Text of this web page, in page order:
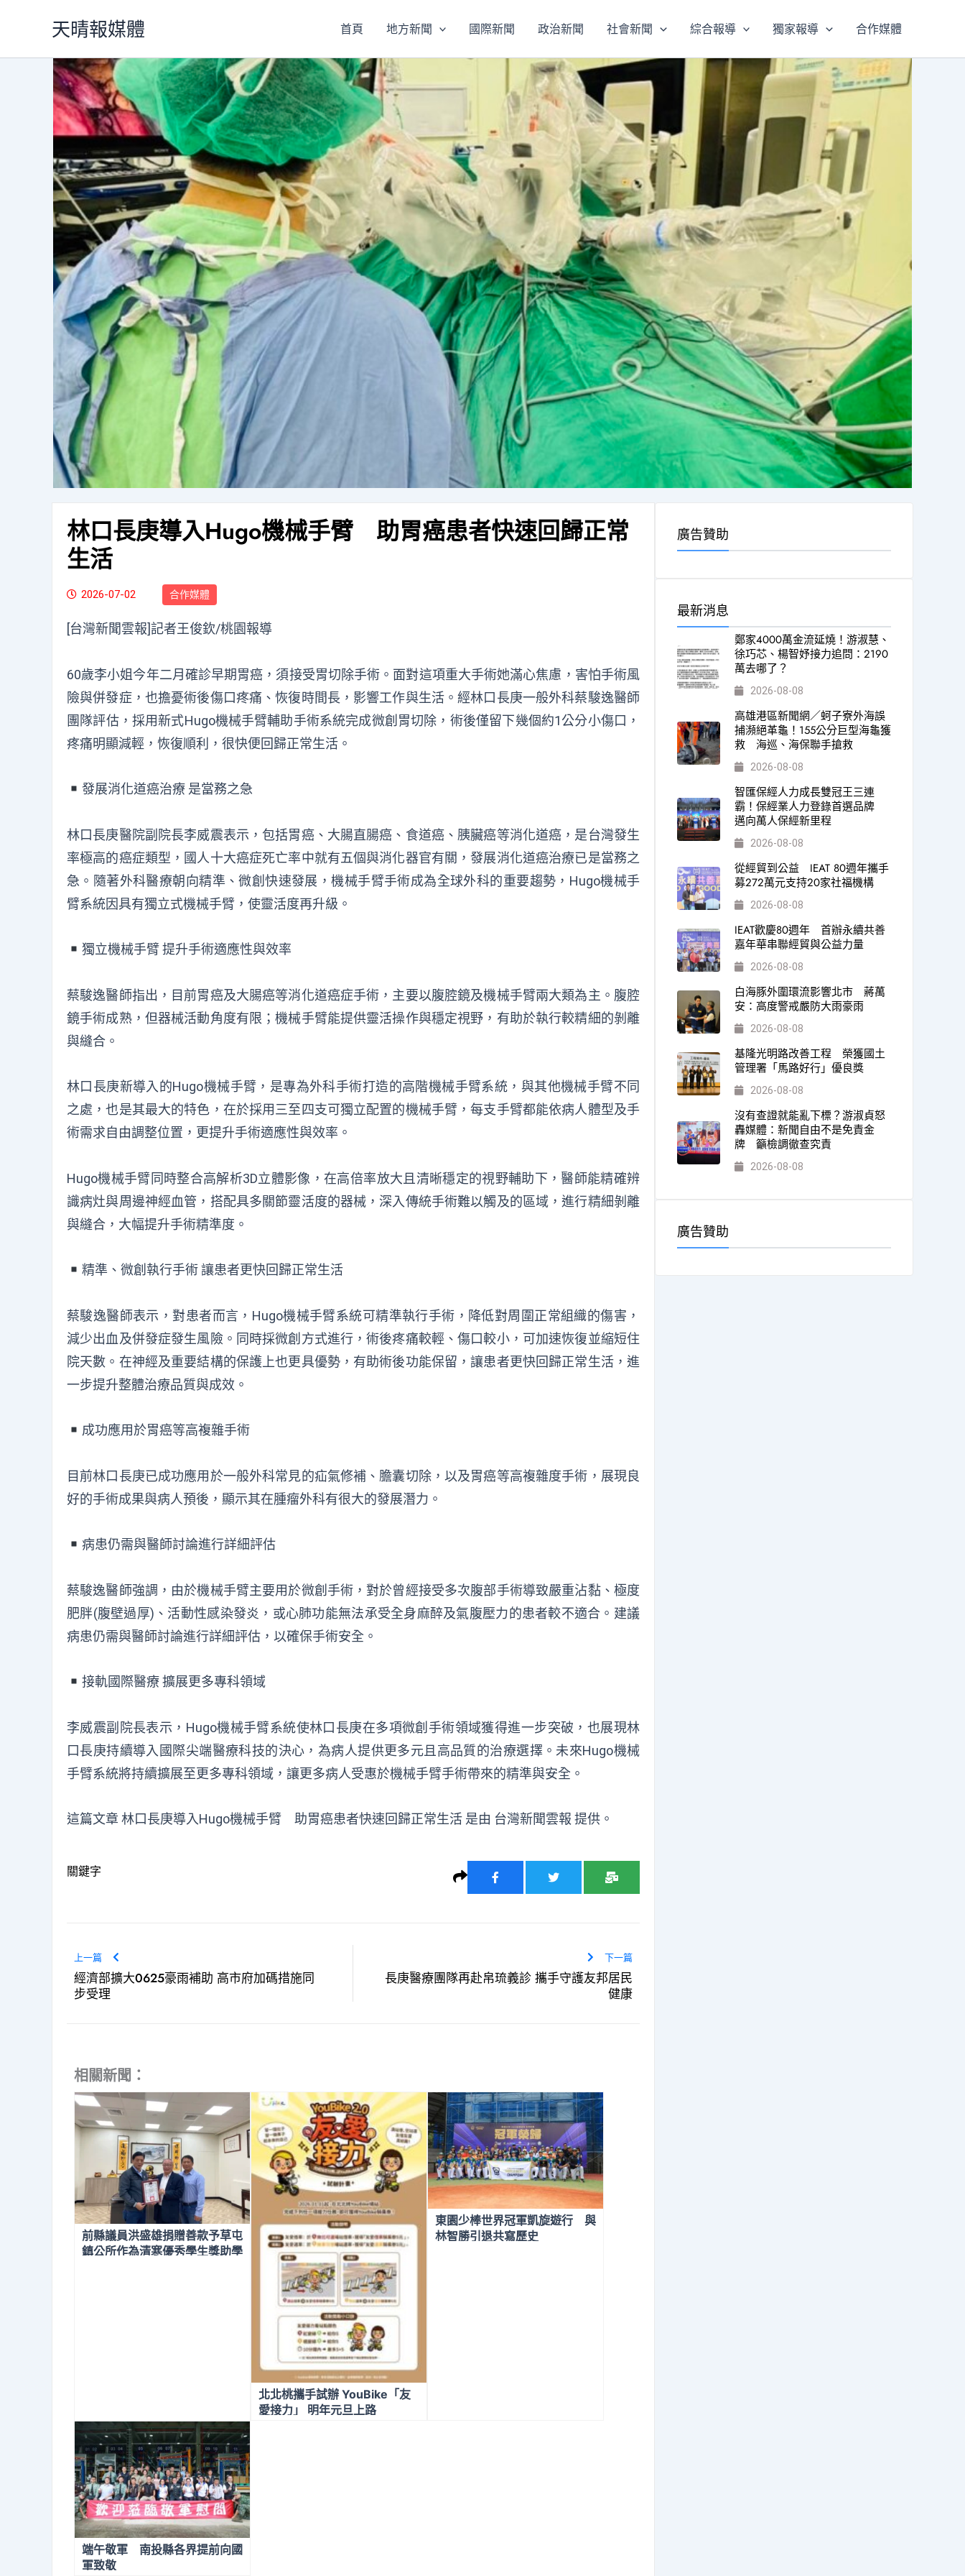
天晴報媒體 首頁 地方新聞 國際新聞 政治新聞 社會新聞 綜合報導 獨家報導 合作媒體
林口長庚導入Hugo機械手臂 助胃癌患者快速回歸正常
生活
2026-07-02 合作媒體
[台灣新聞雲報]記者王俊欽/桃園報導
60歲李小姐今年二月確診早期胃癌，須接受胃切除手術。面對這項重大手術她滿心焦慮，害怕手術風
險與併發症，也擔憂術後傷口疼痛、恢復時間長，影響工作與生活。經林口長庚一般外科蔡駿逸醫師
團隊評估，採用新式Hugo機械手臂輔助手術系統完成微創胃切除，術後僅留下幾個約1公分小傷口，
疼痛明顯減輕，恢復順利，很快便回歸正常生活。
︎發展消化道癌治療 是當務之急
林口長庚醫院副院長李威震表示，包括胃癌、大腸直腸癌、食道癌、胰臟癌等消化道癌，是台灣發生
率極高的癌症類型，國人十大癌症死亡率中就有五個與消化器官有關，發展消化道癌治療已是當務之
急。隨著外科醫療朝向精準、微創快速發展，機械手臂手術成為全球外科的重要趨勢，Hugo機械手
臂系統因具有獨立式機械手臂，使靈活度再升級。
︎獨立機械手臂 提升手術適應性與效率
蔡駿逸醫師指出，目前胃癌及大腸癌等消化道癌症手術，主要以腹腔鏡及機械手臂兩大類為主。腹腔
鏡手術成熟，但器械活動角度有限；機械手臂能提供靈活操作與穩定視野，有助於執行較精細的剝離
與縫合。
林口長庚新導入的Hugo機械手臂，是專為外科手術打造的高階機械手臂系統，與其他機械手臂不同
之處，也是其最大的特色，在於採用三至四支可獨立配置的機械手臂，每支手臂都能依病人體型及手
術需求自由調整位置，更提升手術適應性與效率。
Hugo機械手臂同時整合高解析3D立體影像，在高倍率放大且清晰穩定的視野輔助下，醫師能精確辨
識病灶與周邊神經血管，搭配具多關節靈活度的器械，深入傳統手術難以觸及的區域，進行精細剝離
與縫合，大幅提升手術精準度。
︎精準、微創執行手術 讓患者更快回歸正常生活
蔡駿逸醫師表示，對患者而言，Hugo機械手臂系統可精準執行手術，降低對周圍正常組織的傷害，
減少出血及併發症發生風險。同時採微創方式進行，術後疼痛較輕、傷口較小，可加速恢復並縮短住
院天數。在神經及重要結構的保護上也更具優勢，有助術後功能保留，讓患者更快回歸正常生活，進
一步提升整體治療品質與成效。
︎成功應用於胃癌等高複雜手術
目前林口長庚已成功應用於一般外科常見的疝氣修補、膽囊切除，以及胃癌等高複雜度手術，展現良
好的手術成果與病人預後，顯示其在腫瘤外科有很大的發展潛力。
︎病患仍需與醫師討論進行詳細評估
蔡駿逸醫師強調，由於機械手臂主要用於微創手術，對於曾經接受多次腹部手術導致嚴重沾黏、極度
肥胖(腹壁過厚)、活動性感染發炎，或心肺功能無法承受全身麻醉及氣腹壓力的患者較不適合。建議
病患仍需與醫師討論進行詳細評估，以確保手術安全。
︎接軌國際醫療 擴展更多專科領域
李威震副院長表示，Hugo機械手臂系統使林口長庚在多項微創手術領域獲得進一步突破，也展現林
口長庚持續導入國際尖端醫療科技的決心，為病人提供更多元且高品質的治療選擇。未來Hugo機械
手臂系統將持續擴展至更多專科領域，讓更多病人受惠於機械手臂手術帶來的精準與安全。
這篇文章 林口長庚導入Hugo機械手臂 助胃癌患者快速回歸正常生活 是由 台灣新聞雲報 提供。
關鍵字
上一篇
經濟部擴大0625豪雨補助 高市府加碼措施同
步受理
下一篇
長庚醫療團隊再赴帛琉義診 攜手守護友邦居民
健康
相關新聞：
前縣議員洪盛雄捐贈善款予草屯
鎮公所作為清寒優秀學生獎助學
北北桃攜手試辦 YouBike「友
愛接力」 明年元旦上路
東園少棒世界冠軍凱旋遊行 與
林智勝引退共寫歷史
端午敬軍 南投縣各界提前向國
軍致敬
廣告贊助
最新消息
鄭家4000萬金流延燒！游淑慧、
徐巧芯、楊智妤接力追問：2190
萬去哪了？
2026-08-08
高雄港區新聞網／蚵子寮外海誤
捕瀕絕革龜！155公分巨型海龜獲
救 海巡、海保聯手搶救
2026-08-08
智匯保經人力成長雙冠王三連
霸！保經業人力登錄首選品牌
邁向萬人保經新里程
2026-08-08
從經貿到公益 IEAT 80週年攜手
募272萬元支持20家社福機構
2026-08-08
IEAT歡慶80週年 首辦永續共善
嘉年華串聯經貿與公益力量
2026-08-08
白海豚外圍環流影響北市 蔣萬
安：高度警戒嚴防大雨豪雨
2026-08-08
基隆光明路改善工程 榮獲國土
管理署「馬路好行」優良獎
2026-08-08
沒有查證就能亂下標？游淑貞怒
轟媒體：新聞自由不是免責金
牌 籲檢調徹查究責
2026-08-08
廣告贊助